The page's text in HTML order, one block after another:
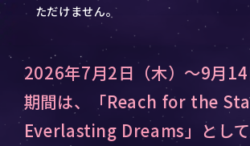
ただけません。
2026年7月2日（木）～9月
期間は、「Reach for the
Everlasting Dreams」とし